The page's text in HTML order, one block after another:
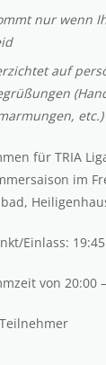
nur wenn
auf
etc.)
für TRIA
im
Einlass:
von 20:00